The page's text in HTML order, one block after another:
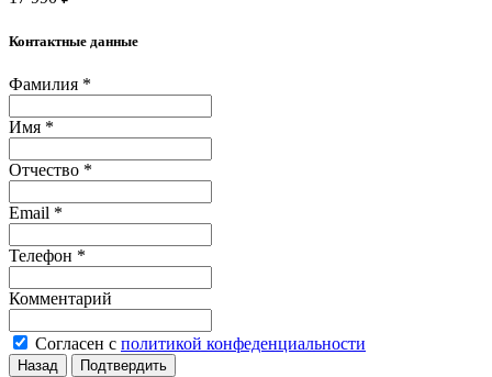
Контактные данные
Фамилия *
Имя *
Отчество *
Email *
Телефон *
Комментарий
Согласен с политикой конфеденциальности
Назад Подтвердить